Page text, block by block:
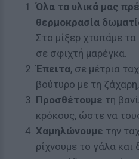
Όλα τα υλικά μας
θερμοκρασία
Στο μίξερ χτυπάμε
σε σφιχτή μαρέγκα.
Έπειτα, σε μέτρια
βούτυρο με τη
Προσθέτουμε τη
κρόκους, ώστε να
Χαμηλώνουμε την
ρίχνουμε το γάλα